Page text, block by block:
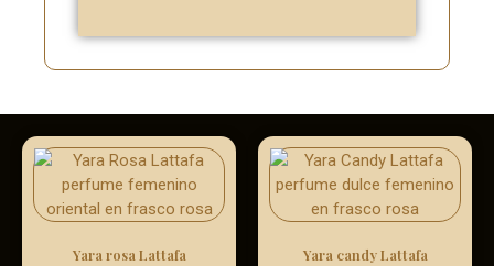
Yara rosa Lattafa Yara candy Lattafa